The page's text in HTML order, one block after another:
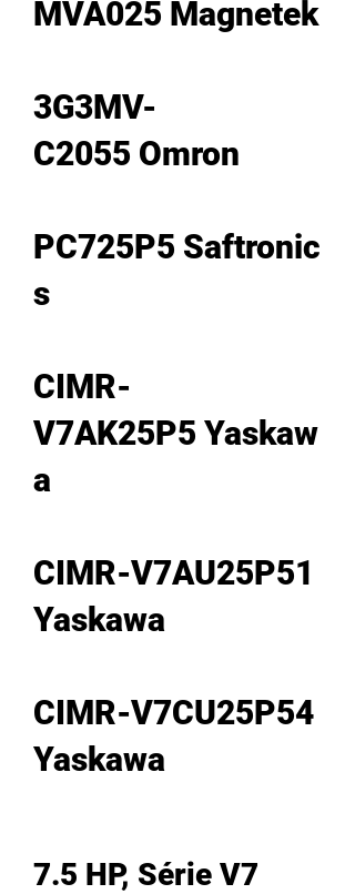
MVA025 Magnetek
3G3MV-
C2055 Omron
PC725P5 Saftronic
s
CIMR-
V7AK25P5 Yaskaw
a
CIMR-V7AU25P51
Yaskawa
CIMR-V7CU25P54
Yaskawa
7.5 HP, Série V7